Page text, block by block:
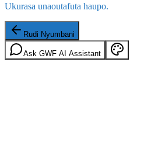
Ukurasa unaoutafuta haupo.
Rudi Nyumbani
Ask GWF AI Assistant